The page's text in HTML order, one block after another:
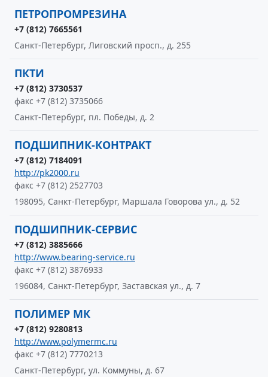
ПЕТРОПРОМРЕЗИНА
+7 (812) 7665561
Санкт-Петербург, Лиговский просп., д. 255
ПКТИ
+7 (812) 3730537
факс +7 (812) 3735066
Санкт-Петербург, пл. Победы, д. 2
ПОДШИПНИК-КОНТРАКТ
+7 (812) 7184091
http://pk2000.ru
факс +7 (812) 2527703
198095, Санкт-Петербург, Маршала Говорова ул., д. 52
ПОДШИПНИК-СЕРВИС
+7 (812) 3885666
http://www.bearing-service.ru
факс +7 (812) 3876933
196084, Санкт-Петербург, Заставская ул., д. 7
ПОЛИМЕР МК
+7 (812) 9280813
http://www.polymermc.ru
факс +7 (812) 7770213
Санкт-Петербург, ул. Коммуны, д. 67